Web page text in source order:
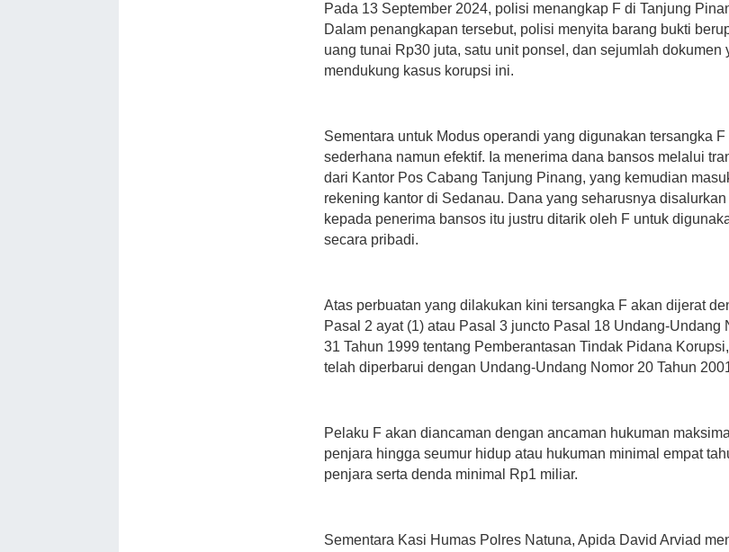
Pada 13 September 2024, polisi menangkap F di Tanjung
Dalam penangkapan tersebut, polisi menyita barang bukti
uang tunai Rp30 juta, satu unit ponsel, dan sejumlah dokumen
mendukung kasus korupsi ini.
Sementara untuk Modus operandi yang digunakan tersangka F
sederhana namun efektif. Ia menerima dana bansos melalui
dari Kantor Pos Cabang Tanjung Pinang, yang kemudian
rekening kantor di Sedanau. Dana yang seharusnya disalurkan
kepada penerima bansos itu justru ditarik oleh F untuk
secara pribadi.
Atas perbuatan yang dilakukan kini tersangka F akan dijerat
Pasal 2 ayat (1) atau Pasal 3 juncto Pasal 18 Undang-Undang
31 Tahun 1999 tentang Pemberantasan Tindak Pidana
telah diperbarui dengan Undang-Undang Nomor 20 Tahun
Pelaku F akan diancaman dengan ancaman hukuman
penjara hingga seumur hidup atau hukuman minimal empat
penjara serta denda minimal Rp1 miliar.
Sementara Kasi Humas Polres Natuna, Apida David Arviad